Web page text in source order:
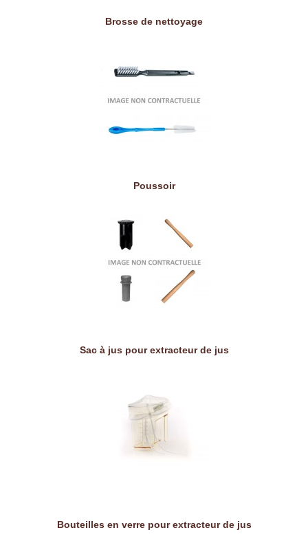
Brosse de nettoyage
Poussoir
Sac à jus pour extracteur de jus
Bouteilles en verre pour extracteur de jus